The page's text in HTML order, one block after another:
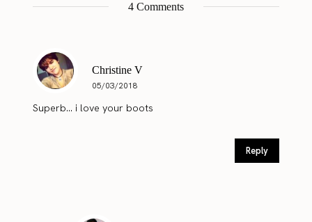
4 Comments
Christine V
05/03/2018
Superb… i love your boots
Reply